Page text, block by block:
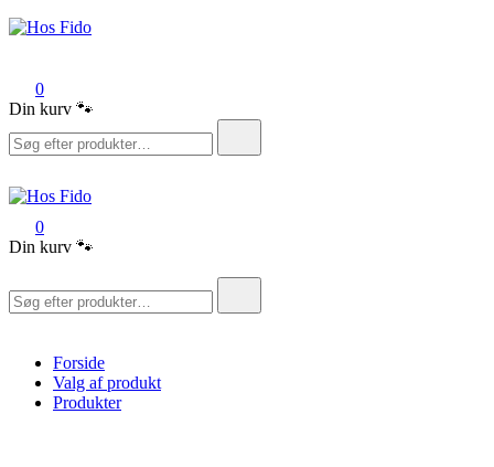
0
Din kurv 🐾
efter:
Hos Fido
0
Din kurv 🐾
efter:
Forside
Valg af produkt
Produkter